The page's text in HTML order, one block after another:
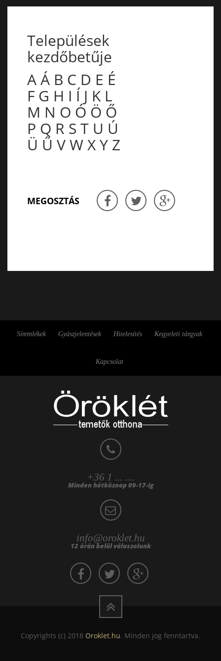
Települések
kezdőbetűje
AÁ B C D E É
F G H I Í J K L
M N O Ó Ö Ő
P Q R S T U Ú
Ü Ű VWXY Z
MEGOSZTÁS
Síremlékek Gyászjelentések Hitelesítés Kegyeleti tárgyak
Kapcsolat
+36 1 ... ....
Minden hétköznap 09-17-ig
info@oroklet.hu
12 órán belül válaszolunk
Copyrights (c) 2018 Oroklet.hu. Minden jog fenntartva.